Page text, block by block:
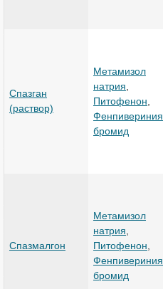
Спазган
(раствор)
Метамизол
натрия
Питофенон
Фенпивериния
бромид
Спазмалгон
Метамизол
натрия
Питофенон
Фенпивериния
бромид